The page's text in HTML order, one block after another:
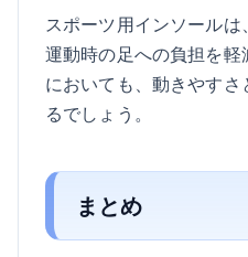
スポーツ用インソールは
運動時の足への負担を
においても、動きやす
るでしょう。
まとめ